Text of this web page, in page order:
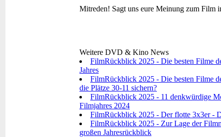
Mitreden! Sagt uns eure Meinung zum Film
Weitere DVD & Kino News
FilmRückblick 2025 - Die besten Filme
Jahres
FilmRückblick 2025 - Die besten Filme
die Plätze 30-11 sichern?
FilmRückblick 2025 - 11 denkwürdige
Filmjahres 2024
FilmRückblick 2025 - Der flotte 3x3er -
FilmRückblick 2025 - Zur Lage der
großen Jahresrückblick